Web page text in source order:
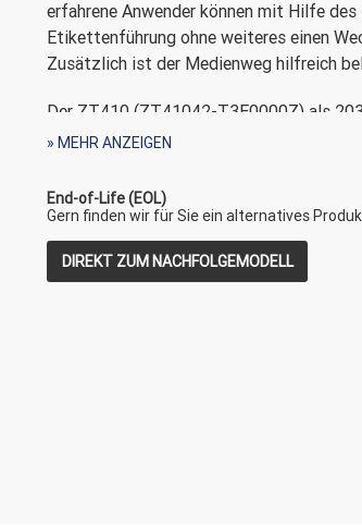
erfahrene Anwender können mit Hilfe
Etikettenführung ohne weiteres einen
Zusätzlich ist der Medienweg hilfreich
Der ZT410 (ZT41042-T3E0000Z) als
dauerhafte Bedruckung mit einem
kann reibungslos mit diesem Drucker
Standard-Schnittstellen USB 2.0, RS232
Bedruckt werden können Etiketten aus
Materialstärke. Alle ZT410 Modelle sind
» MEHR ANZEIGEN
End-of-Life (EOL)
Gern finden wir für Sie ein alternatives
DIREKT ZUM NACHFOLGEMODELL